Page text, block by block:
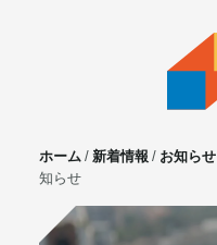
サービス
ホーム 新着情報 お知らせ
知らせ